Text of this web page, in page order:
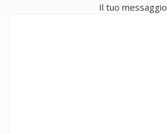
Il tuo messaggio